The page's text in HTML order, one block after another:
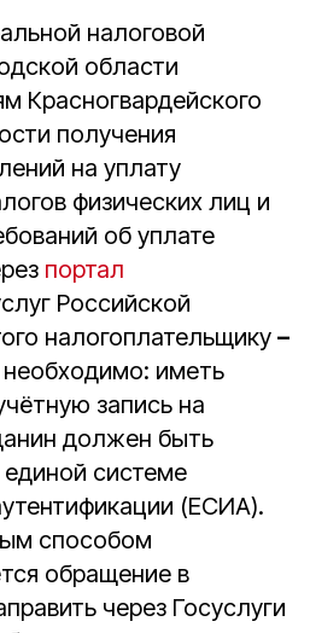
налоговой
области
Красногвардейского
получения
на уплату
физических лиц и
об уплате
портал
Российской
налогоплательщику –
иметь
запись на
должен быть
единой системе
(ЕСИА).
способом
обращение в
через Госуслуги